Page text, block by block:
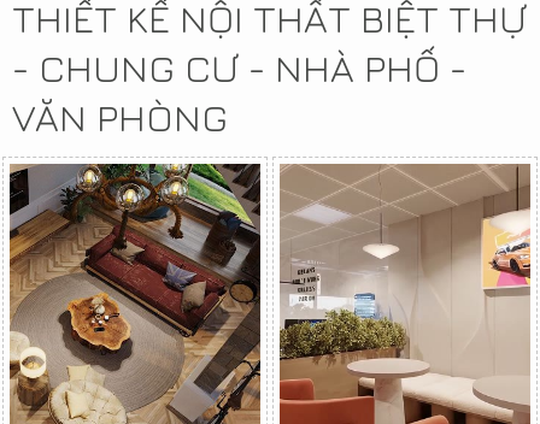
THIẾT KẾ NỘI THẤT BIỆT THỰ
- CHUNG CƯ - NHÀ PHỐ -
VĂN PHÒNG